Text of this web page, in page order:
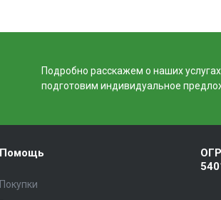
Подробно расскажем о наших
подготовим индивидуальное
Помощь
Покупки